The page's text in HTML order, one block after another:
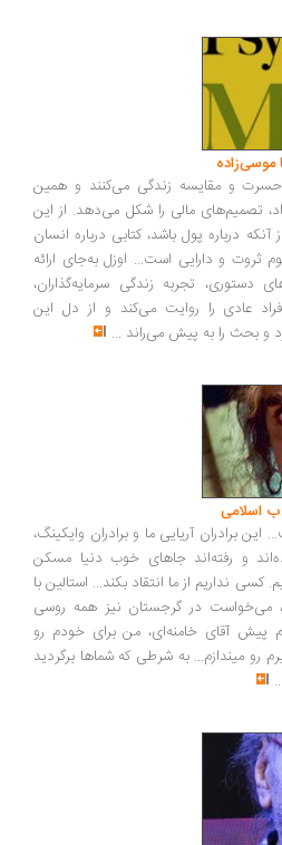
مقایسه زندگی می‌کنند و همین
مالی را شکل می‌دهد. از این
پول باشد، کتابی درباره انسان
دارایی است... اوزل به‌جای ارائه
تجربه زندگی سرمایه‌گذاران،
را روایت می‌کند و از دل این
را به پیش می‌راند ...
آریایی ما و برادران وایکینگ،
رفته‌اند جاهای خوب دنیا مسکن
از ما انتقاد بکند... استالین با
در گرجستان نیز همه روسی
خامنه‌ای، من برای خودم رو
به شرطی که شماها برگردید